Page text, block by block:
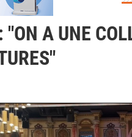
"ON A UNE